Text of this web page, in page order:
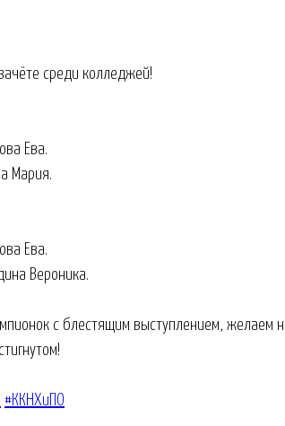
среди колледжей!
Ева.
Мария.
Ева.
Вероника.
с блестящим выступлением, желаем
#ККНХиПО